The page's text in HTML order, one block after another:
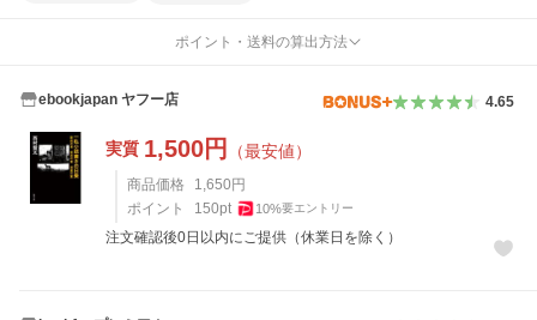
ポイント・送料の算出方法
ebookjapan ヤフー店 4.65
実質 1,500円 （最安値）
商品価格 1,650 円
ポイント
150pt 10%要エントリー
注文確認後0日以内にご提供（休業日を除く）